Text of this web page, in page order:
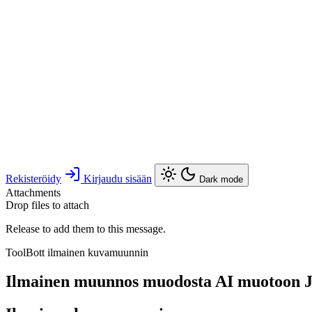
Rekisteröidy Kirjaudu sisään Dark mode
Attachments
Drop files to attach
Release to add them to this message.
ToolBott ilmainen kuvamuunnin
Ilmainen muunnos muodosta AI muotoon